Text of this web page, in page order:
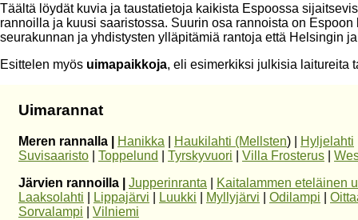
Täältä löydät kuvia ja taustatietoja kaikista Espoossa
rannoilla ja kuusi saaristossa. Suurin osa rannoista on
seurakunnan ja yhdistysten ylläpitämiä rantoja että Helsingin
Esittelen myös uimapaikkoja, eli esimerkiksi julkisia laitureita
Uimarannat
Meren rannalla | Hanikka Haukilahti (Mellsten) | Hyljelahti
Suvisaaristo
Toppelund Tyrskyvuori Villa Frosterus
Järvien rannoilla |
Jupperinranta
Kaitalammen eteläinen
Laaksolahti
Lippajärvi Luukki Myllyjärvi Odilampi
Sorvalampi
Vilniemi